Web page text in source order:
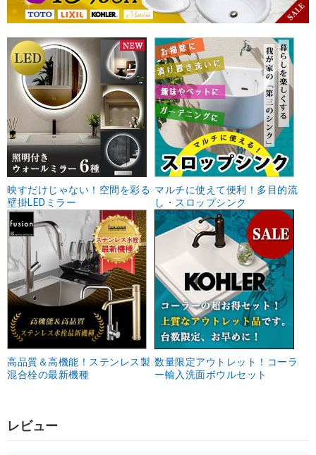
映すだけじゃない！空間を彩る
壁掛LEDミラー
マルチに使えて便利！多目的流
し・スロップシンク
高品質＆高機能！ステンレス製
混合栓の最新機種
数量限定アウトレット！コーラ
ー輸入洗面ボウルセット
レビュー